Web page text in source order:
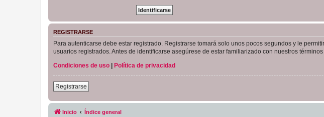
REGISTRARSE
Para autenticarse debe estar registrado. Registrarse tomará solo unos pocos segundos y le
usuarios registrados. Antes de identificarse asegúrese de estar familiarizado con nuestros
Condiciones de uso
Política de privacidad
Registrarse
Inicio Índice general